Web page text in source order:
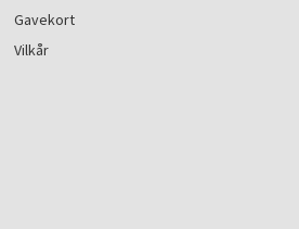
Gavekort
Vilkår